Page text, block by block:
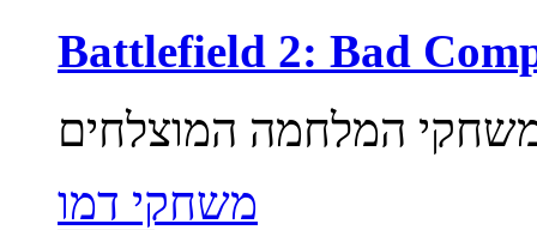
משחקי דמו